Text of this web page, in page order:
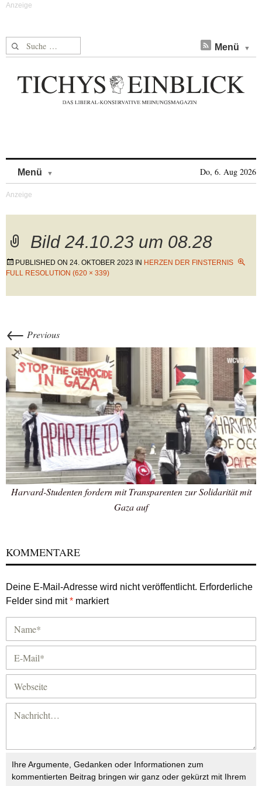
Suche nach: Menü
Menü Do, 6. Aug 2026
Bild 24.10.23 um 08.28
PUBLISHED ON 24. OKTOBER 2023 IN HERZEN DER FINSTERNIS
FULL RESOLUTION (620 × 339)
← Previous
Harvard-Studenten fordern mit Transparenten zur Solidarität mit
Gaza auf
KOMMENTARE
Deine E-Mail-Adresse wird nicht veröffentlicht. Erforderliche
Felder sind mit* markiert
Ihre Argumente, Gedanken oder Informationen zum
kommentierten Beitrag bringen wir ganz oder gekürzt mit Ihrem